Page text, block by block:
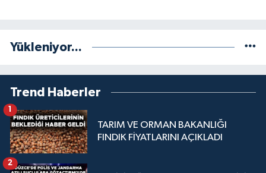
Yükleniyor...
Trend Haberler
TARIM VE ORMAN BAKANLIĞI
FINDIK FİYATLARINI AÇIKLADI
1
2